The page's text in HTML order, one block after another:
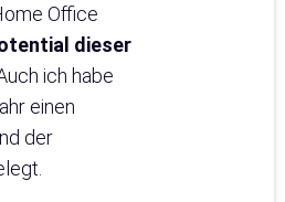
Office
dieser
Auch ich habe
einen
der